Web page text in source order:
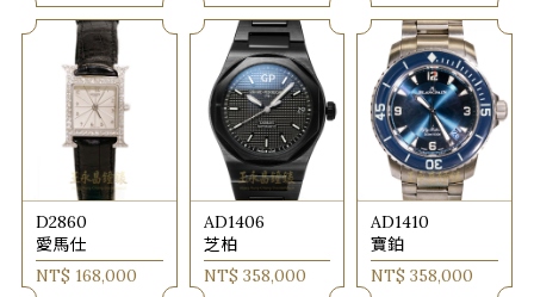
D2860
愛馬仕
NT$ 168,000
AD1406
芝柏
NT$ 358,000
AD1410
寶鉑
NT$ 358,000